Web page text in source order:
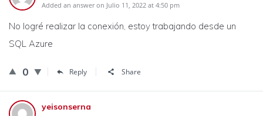
Added an answer on Julio 11, 2022 at 4:50 pm
No logré realizar la conexión, estoy trabajando desde un
SQL Azure
0 Reply Share
yeisonserna